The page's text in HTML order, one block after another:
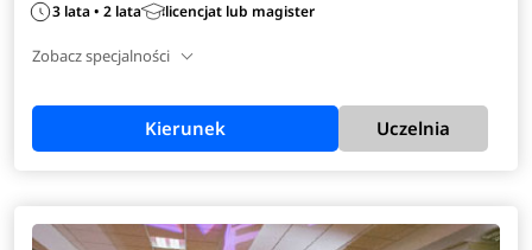
3 lata • 2 lata licencjat lub magister
Zobacz specjalności
Kierunek Uczelnia